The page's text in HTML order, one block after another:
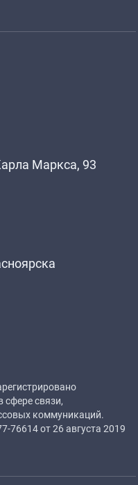
Маркса, 93
сфере связи,
коммуникаций.
76614 от 26 августа 2019